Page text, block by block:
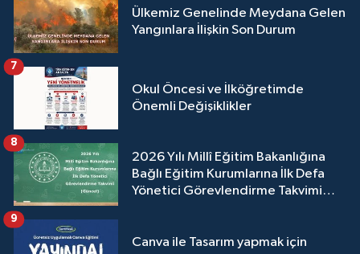
Ülkemiz Genelinde Meydana Gelen
Yangınlara İlişkin Son Durum
Okul Öncesi ve İlköğretimde
Önemli Değişiklikler
7
2026 Yılı Millî Eğitim Bakanlığına
Bağlı Eğitim Kurumlarına İlk Defa
Yönetici Görevlendirme Takvimi
8
Canva ile Tasarım yapmak için
9